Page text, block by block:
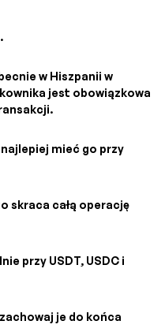
w Hiszpanii w
jest obowiązkowa
najlepiej mieć go przy
skraca całą operację
przy USDT, USDC i
je do końca